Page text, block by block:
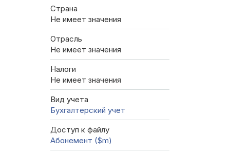
Страна
Не имеет значения
Отрасль
Не имеет значения
Налоги
Не имеет значения
Вид учета
Бухгалтерский учет
Доступ к файлу
Абонемент ($m)